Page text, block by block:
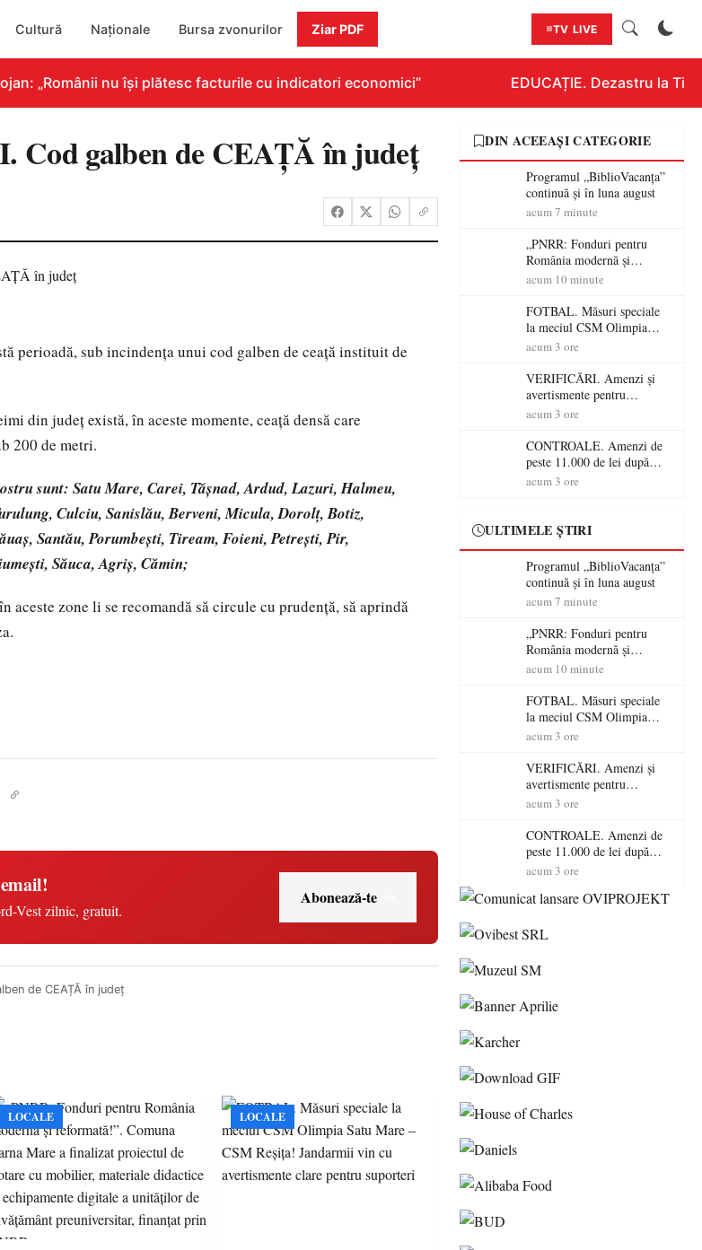
Cultură Naționale Bursa zvonurilor Ziar PDF TV LIVE
„Românii nu își plătesc facturile cu indicatori economici” EDUCAȚIE. Dezastru la
Cod galben de CEAȚĂ în județ
perioadă, sub incindența unui cod galben de ceață instituit de
din județ există, în aceste momente, ceață densă care
200 de metri.
sunt: Satu Mare, Carei, Tășnad, Ardud, Lazuri, Halmeu,
Culciu, Sanislău, Berveni, Micula, Dorolț, Botiz,
Santău, Porumbești, Tiream, Foieni, Petrești, Pir,
Săuca, Agriș, Cămin;
aceste zone li se recomandă să circule cu prudență, să aprindă
Vest zilnic, gratuit.
Abonează-te
de CEAȚĂ în județ
LOCALE LOCALE
DIN ACEEAȘI CATEGORIE
Programul „BiblioVacanța”
continuă și în luna august
acum 7 minute
„PNRR: Fonduri pentru
România modernă și
reformată!”. Comuna Tarna
dotare cu mobilier,
materiale didactice și
echipamente digitale a
unităților de învățământ
preuniversitar, finanțat prin
PNRR
acum 10 minute
FOTBAL. Măsuri speciale
la meciul CSM Olimpia
Satu Mare – CSM Reșița!
avertismente clare pentru
suporteri
acum 3 ore
VERIFICĂRI. Amenzi și
avertismente pentru
crescătorii de animale din
controale în toate
gospodăriile și face apel la
respectarea legii
acum 3 ore
CONTROALE. Amenzi de
peste 11.000 de lei după
controalele DSVSA Satu
nereguli
acum 3 ore
ULTIMELE ȘTIRI
Programul „BiblioVacanța”
continuă și în luna august
acum 7 minute
„PNRR: Fonduri pentru
România modernă și
reformată!”. Comuna Tarna
dotare cu mobilier,
materiale didactice și
echipamente digitale a
unităților de învățământ
preuniversitar, finanțat prin
PNRR
acum 10 minute
FOTBAL. Măsuri speciale
la meciul CSM Olimpia
Satu Mare – CSM Reșița!
avertismente clare pentru
suporteri
acum 3 ore
VERIFICĂRI. Amenzi și
avertismente pentru
crescătorii de animale din
controale în toate
gospodăriile și face apel la
respectarea legii
acum 3 ore
CONTROALE. Amenzi de
peste 11.000 de lei după
controalele DSVSA Satu
cantină, sancționate pentru
acum 3 ore